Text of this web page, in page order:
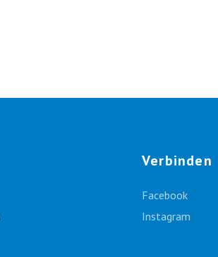
Verbinden
Facebook
Instagram